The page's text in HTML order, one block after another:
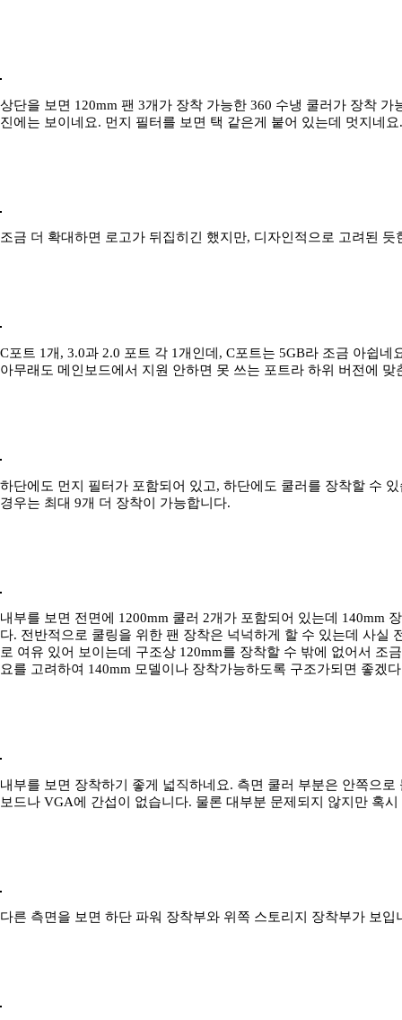
상단을 보면 120mm 팬 3개가 장착 가능한 360 수냉 쿨러가 장착
진에는 보이네요. 먼지 필터를 보면 택 같은게 붙어 있는데 멋지네
조금 더 확대하면 로고가 뒤집히긴 했지만, 디자인적으로 고려된
C포트 1개, 3.0과 2.0 포트 각 1개인데, C포트는 5GB라 조금 아쉽네
아무래도 메인보드에서 지원 안하면 못 쓰는 포트라 하위 버전에
하단에도 먼지 필터가 포함되어 있고, 하단에도 쿨러를 장착할 수
경우는 최대 9개 더 장착이 가능합니다.
내부를 보면 전면에 1200mm 쿨러 2개가 포함되어 있는데 140mm
다. 전반적으로 쿨링을 위한 팬 장착은 넉넉하게 할 수 있는데 사실
로 여유 있어 보이는데 구조상 120mm를 장착할 수 밖에 없어서 조
요를 고려하여 140mm 모델이나 장착가능하도록 구조가되면 좋겠
내부를 보면 장착하기 좋게 넓직하네요. 측면 쿨러 부분은 안쪽으
보드나 VGA에 간섭이 없습니다. 물론 대부분 문제되지 않지만 혹
다른 측면을 보면 하단 파워 장착부와 위쪽 스토리지 장착부가 보입